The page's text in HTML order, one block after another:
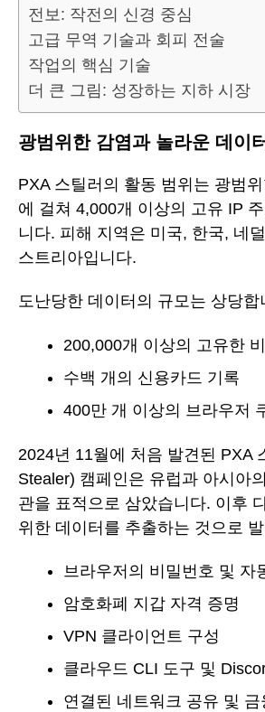
전보: 작전의 신경 중심
고급 무역 기술과 회피 전술
작업의 핵심 기술
더 큰 그림: 성장하는 지하 시장
광범위한 감염과 놀라운 데이
PXA 스틸러의 활동 범위는 광범
에 걸쳐 4,000개 이상의 고유 IP
니다. 피해 지역은 미국, 한국, 네
스트리아입니다.
도난당한 데이터의 규모는 상당합
200,000개 이상의 고유한
수백 개의 신용카드 기록
400만 개 이상의 브라우저
2024년 11월에 처음 발견된 PXA
Stealer) 캠페인은 유럽과 아시아
관을 표적으로 삼았습니다. 이후
위한 데이터를 추출하는 것으로
브라우저의 비밀번호 및 자
암호화폐 지갑 자격 증명
VPN 클라이언트 구성
클라우드 CLI 도구 및
연결된 네트워크 공유 및 금